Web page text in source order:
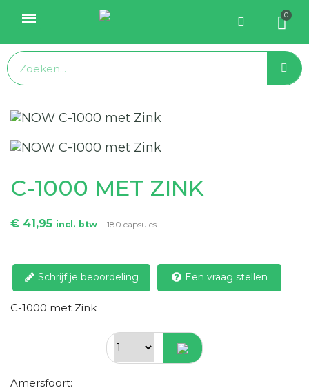
C-1000 MET ZINK
€ 41,95 incl. btw 180 capsules
Schrijf je beoordeling Een vraag stellen
C-1000 met Zink
Amersfoort: